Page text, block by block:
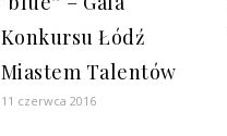
Konkursu Łódź
Miastem Talentów
11 czerwca 2016